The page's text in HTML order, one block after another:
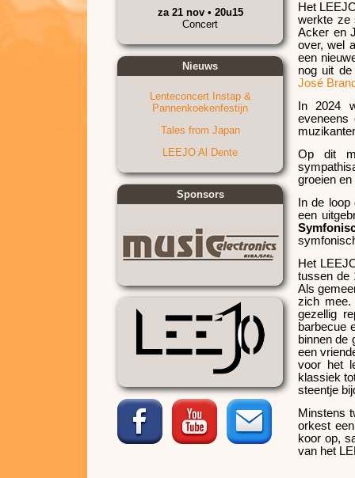
za 21 nov • 20u15
Concert
Nieuws
Lenteconcert Instap &
Pannenkoekenfestijn
Tales from Japan
LEEJO Al Dente
Sponsors
Het
werkte ze
Acker en
over, wel
een
nog uit
José
In 2024
Op dit
groeien
In de
een
Het
tussen de
Als
zich mee.
gezellig
barbecue
binnen de
een
voor het
klassiek
steentje
Minstens
orkest
koor op,
van het